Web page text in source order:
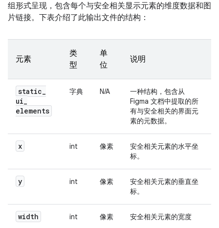
组形式呈现，包含每个与安全相关显示元素的维度数据和图
片链接。下表介绍了此输出文件的结构：
元素
类
型
单
位
说明
static_
ui_
elements
字典 N/A
一种结构，包含从
Figma 文档中提取的所
有与安全相关的界面元
素的元数据。
x int 像素
安全相关元素的水平坐
标。
y int 像素
安全相关元素的垂直坐
标。
width int 像素 安全相关元素的宽度